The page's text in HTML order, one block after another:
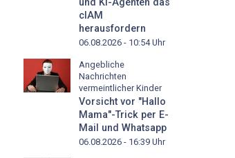
cIAM
herausfordern
06.08.2026 - 10:54Uhr
Angebliche
Nachrichten
vermeintlicher Kinder
Vorsicht vor "Hallo
Mama"-Trick per E-
Mail und Whatsapp
06.08.2026 - 16:39 Uhr